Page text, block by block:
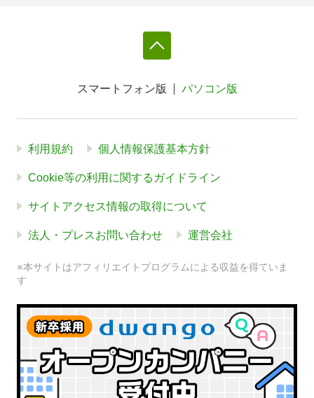
スマートフォン版 パソコン版
利用規約 個人情報保護基本方針
Cookie等の利用に関するガイドライン
サイトアクセス情報の取得について
法人・プレスお問い合わせ 運営会社
※本サイトはアフィリエイトプログラムによる収益を得ていま
す